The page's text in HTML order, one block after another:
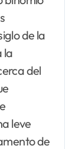
de la
la
del
leve
de